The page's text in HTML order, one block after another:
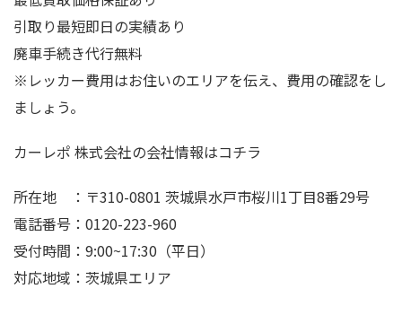
引取り最短即日の実績あり
廃車手続き代行無料
※レッカー費用はお住いのエリアを伝え、費用の確認をし
ましょう。
カーレポ 株式会社の会社情報はコチラ
所在地 ：〒310-0801 茨城県水戸市桜川1丁目8番29号
電話番号：0120-223-960
受付時間：9:00~17:30（平日）
対応地域：茨城県エリア